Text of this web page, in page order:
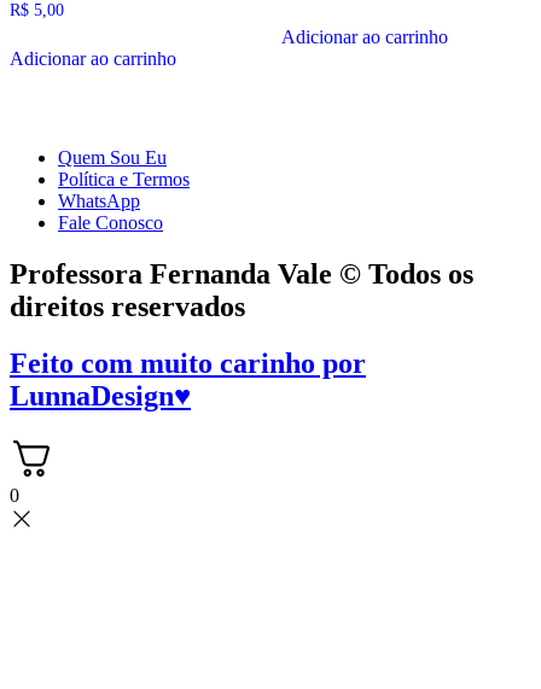
R$ 5,00
Adicionar ao carrinho
Adicionar ao carrinho
Quem Sou Eu
Política e Termos
WhatsApp
Fale Conosco
Professora Fernanda Vale © Todos os
direitos reservados
Feito com muito carinho por
LunnaDesign♥
0